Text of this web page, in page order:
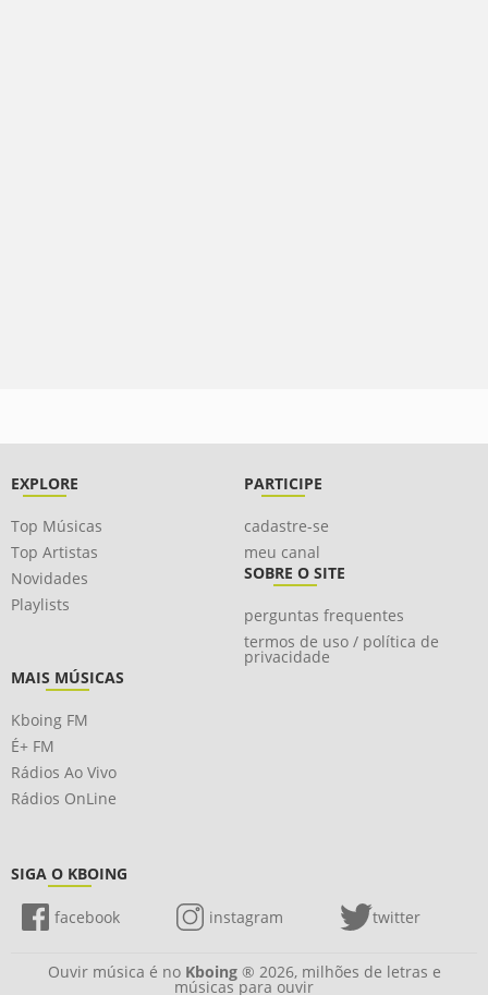
EXPLORE
Top Músicas
Top Artistas
Novidades
Playlists
PARTICIPE
cadastre-se
meu canal
SOBRE O SITE
perguntas frequentes
termos de uso / política de
privacidade
MAIS MÚSICAS
Kboing FM
É+ FM
Rádios Ao Vivo
Rádios OnLine
SIGA O KBOING
facebook instagram twitter
Ouvir música é no Kboing® 2026, milhões de letras e
músicas para ouvir